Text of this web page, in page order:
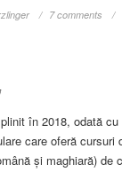
7 comments
în 2018, odată
care oferă
și maghiară)